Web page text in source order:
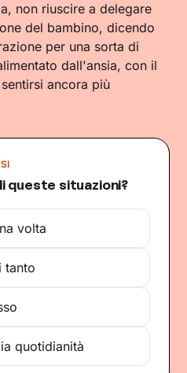
non riuscire a delegare
del bambino, dicendo
per una sorta di
dall'ansia, con il
ancora più
queste situazioni?
volta
tanto
quotidianità